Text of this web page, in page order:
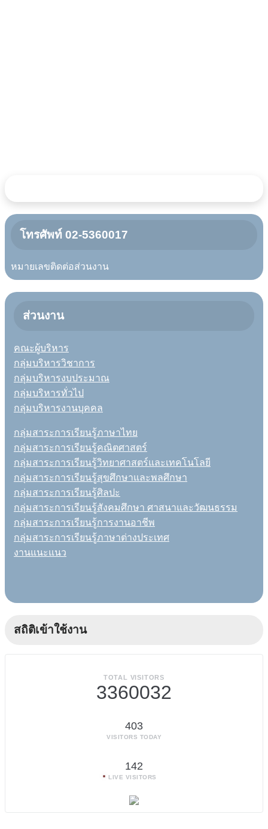
โทรศัพท์ 02-5360017
หมายเลขติดต่อส่วนงาน
ส่วนงาน
คณะผู้บริหาร
กลุ่มบริหารวิชาการ
กลุ่มบริหารงบประมาณ
กลุ่มบริหารทั่วไป
กลุ่มบริหารงานบุคคล
กลุ่มสาระการเรียนรู้ภาษาไทย
กลุ่มสาระการเรียนรู้คณิตศาสตร์
กลุ่มสาระการเรียนรู้วิทยาศาสตร์และเทคโนโลยี
กลุ่มสาระการเรียนรู้สุขศึกษาและพลศึกษา
กลุ่มสาระการเรียนรู้ศิลปะ
กลุ่มสาระการเรียนรู้สังคมศึกษา ศาสนาและวัฒนธรรม
กลุ่มสาระการเรียนรู้การงานอาชีพ
กลุ่มสาระการเรียนรู้ภาษาต่างประเทศ
งานแนะแนว
สถิติเข้าใช้งาน
TOTAL VISITORS
3360032
403
VISITORS TODAY
142
LIVE VISITORS